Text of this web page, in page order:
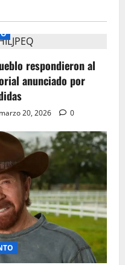
respondieron al
anunciado por
marzo 20, 2026 0